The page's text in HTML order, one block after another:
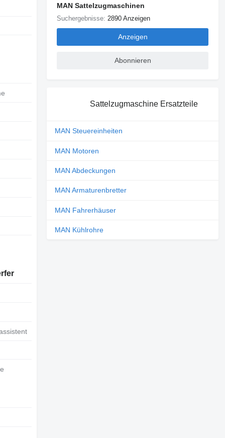
MAN Sattelzugmaschinen
Suchergebnisse: 2890 Anzeigen
Anzeigen
Abonnieren
Sattelzugmaschine Ersatzteile
MAN Steuereinheiten
MAN Motoren
MAN Abdeckungen
MAN Armaturenbretter
MAN Fahrerhäuser
MAN Kühlrohre